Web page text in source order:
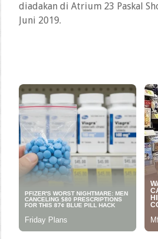
diadakan di Atrium 23 Paskal
Juni 2019.